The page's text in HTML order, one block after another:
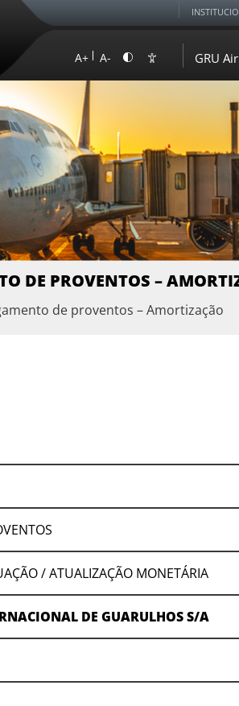
A+ A- GRU
DE PROVENTOS –
de proventos – Amortização
/ ATUALIZAÇÃO MONETÁRIA
DE GUARULHOS S/A